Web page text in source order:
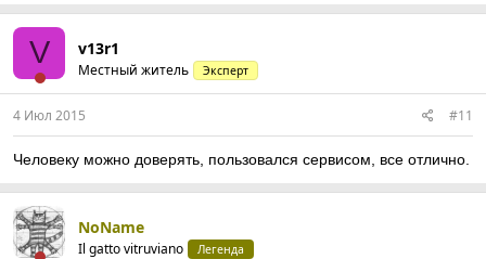
к
ц
и
и
:
V v13r1
Местный житель Эксперт
4 Июл 2015 #11
Человеку можно доверять, пользовался сервисом, все отлично.
NoName
Il gatto vitruviano Легенда